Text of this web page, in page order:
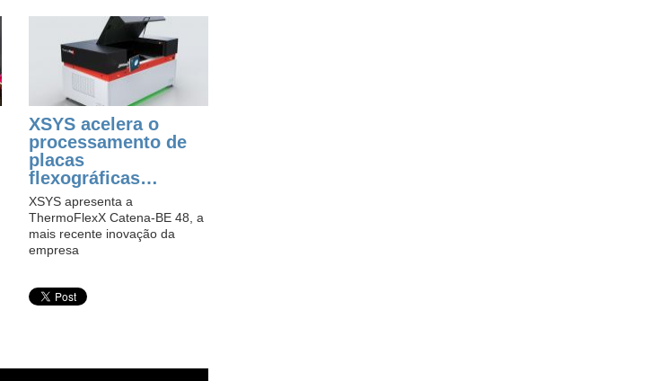
XSYS acelera o
processamento de
placas
flexográficas…
XSYS apresenta a
ThermoFlexX Catena-BE 48, a
mais recente inovação da
empresa